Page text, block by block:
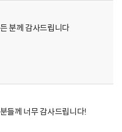
분께 감사드립니다
들께 너무 감사드립니다!